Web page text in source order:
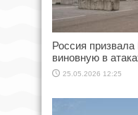
Россия
виновную в
25.05.2026 12:25